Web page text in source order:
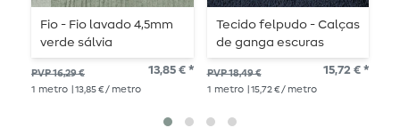
Fio - Fio lavado 4,5mm
verde sálvia
PVP 16,29 € 13,85 € *
1 metro | 13,85 € / metro
Tecido felpudo - Calças
de ganga escuras
PVP 18,49 € 15,72 € *
1 metro | 15,72 € / metro